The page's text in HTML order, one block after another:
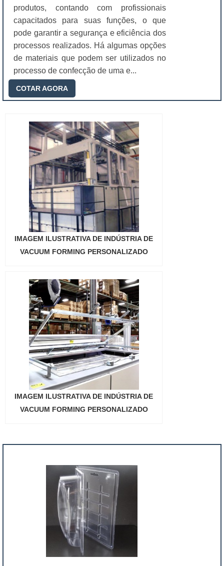
produtos, contando com profissionais
capacitados para suas funções, o que
pode garantir a segurança e eficiência dos
processos realizados. Há algumas opções
de materiais que podem ser utilizados no
processo de confecção de uma e...
COTAR AGORA
IMAGEM ILUSTRATIVA DE INDÚSTRIA DE
VACUUM FORMING PERSONALIZADO
IMAGEM ILUSTRATIVA DE INDÚSTRIA DE
VACUUM FORMING PERSONALIZADO